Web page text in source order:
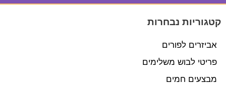
קטגוריות נבחרות
אביזרים לפורים
פריטי לבוש משלימים
מבצעים חמים